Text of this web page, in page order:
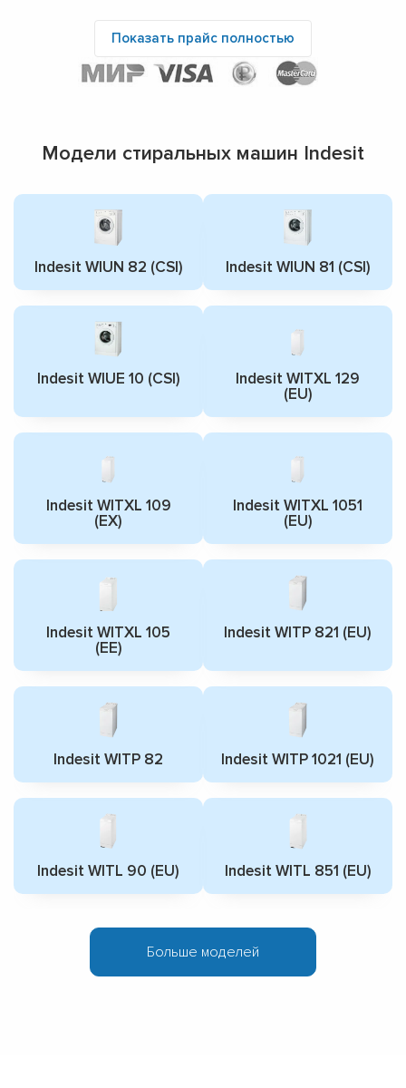
Показать прайс полностью
Модели стиральных машин Indesit
Indesit WIUN 82 (CSI) Indesit WIUN 81 (CSI)
Indesit WIUE 10 (CSI)
Indesit WITXL 129
(EU)
Indesit WITXL 109
(EX)
Indesit WITXL 1051
(EU)
Indesit WITXL 105
(EE)
Indesit WITP 821 (EU)
Indesit WITP 82 Indesit WITP 1021 (EU)
Indesit WITL 90 (EU) Indesit WITL 851 (EU)
Больше моделей